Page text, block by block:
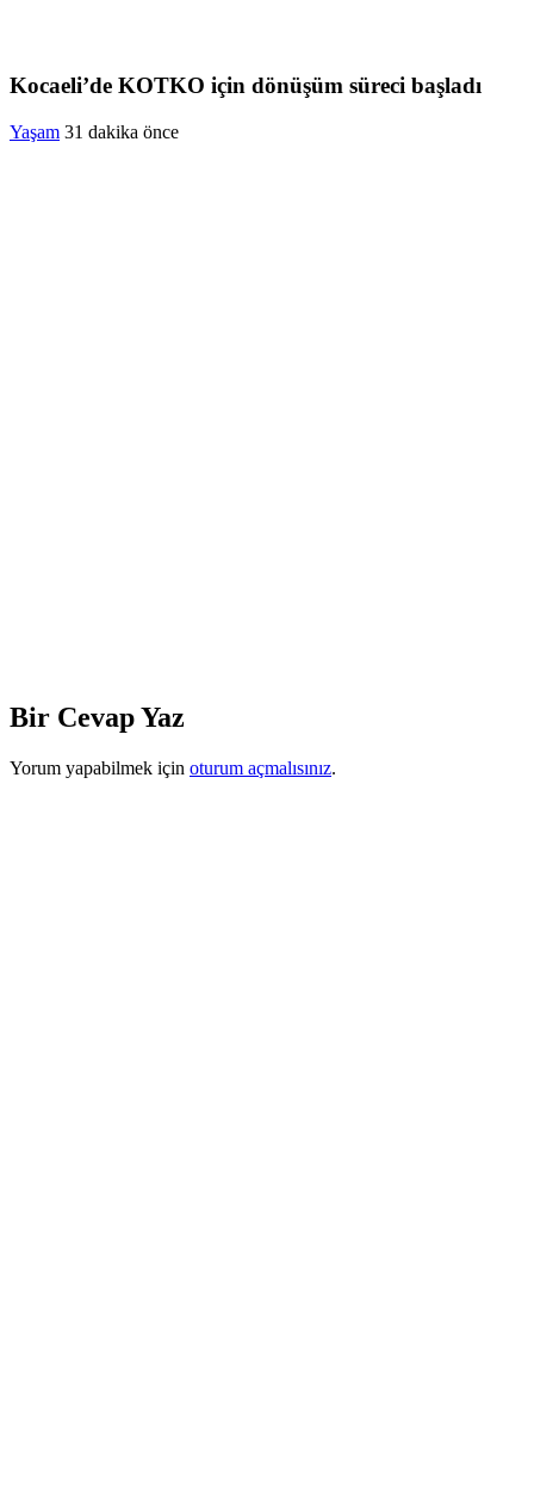
Kocaeli’de KOTKO için dönüşüm süreci başladı
Yaşam 31 dakika önce
Bir Cevap Yaz
Yorum yapabilmek için oturum açmalısınız.